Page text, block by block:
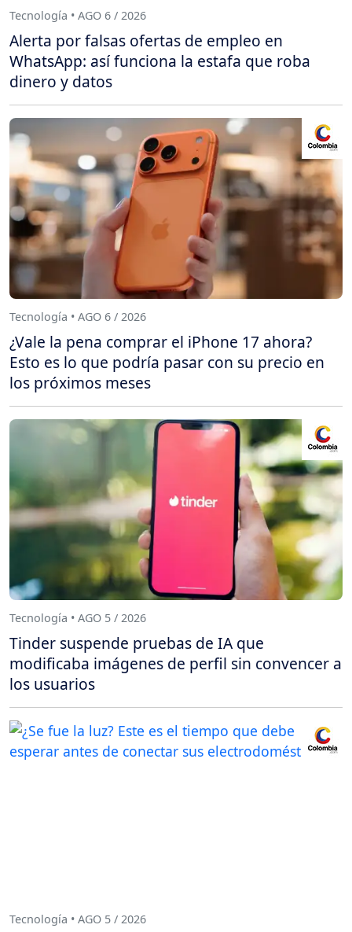
Tecnología • AGO 6 / 2026
Alerta por falsas ofertas de empleo en
WhatsApp: así funciona la estafa que roba
dinero y datos
Tecnología • AGO 6 / 2026
¿Vale la pena comprar el iPhone 17 ahora?
Esto es lo que podría pasar con su precio en
los próximos meses
Tecnología • AGO 5 / 2026
Tinder suspende pruebas de IA que
modificaba imágenes de perfil sin convencer a
los usuarios
Tecnología • AGO 5 / 2026